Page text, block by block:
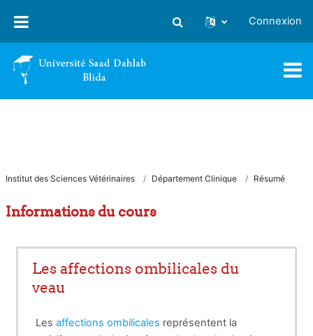
Activer/désactiver la saisie
Connexion
Institut des Sciences Vétérinaires Département Clinique Résumé
Informations du cours
Les affections ombilicales du
veau
Les affections ombilicales représentent la